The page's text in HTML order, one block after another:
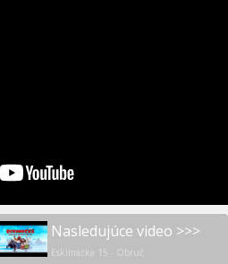
Nasledujúce video >>>
Eskimáčka 15 - Obruč